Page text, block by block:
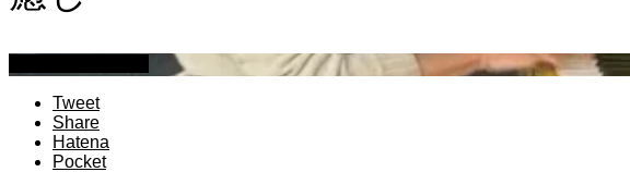
Tweet
Share
Hatena
Pocket